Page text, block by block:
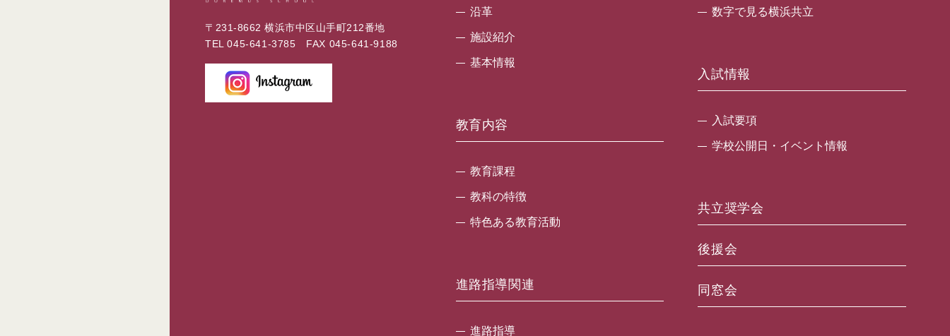
〒231-8662 横浜市中区山手町212番地
TEL045-641-3785 FAX 045-641-9188
沿革
施設紹介
基本情報
教育内容
教育課程
教科の特徴
特色ある教育活動
進路指導関連
進路指導
数字で見る横浜共立
入試情報
入試要項
学校公開日・イベント情報
共立奨学会
後援会
同窓会